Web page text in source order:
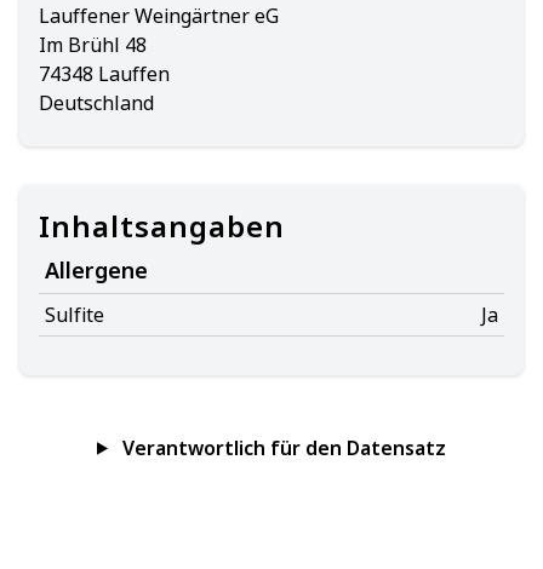
Lauffener Weingärtner eG
Im Brühl 48
74348 Lauffen
Deutschland
Inhaltsangaben
Allergene
Sulfite Ja
Verantwortlich für den Datensatz